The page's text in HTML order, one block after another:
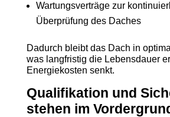
Wartungsverträge zur
Überprüfung des Daches
Dadurch bleibt das Dach in
was langfristig die Lebensdauer
Energiekosten senkt.
Qualifikation und
stehen im